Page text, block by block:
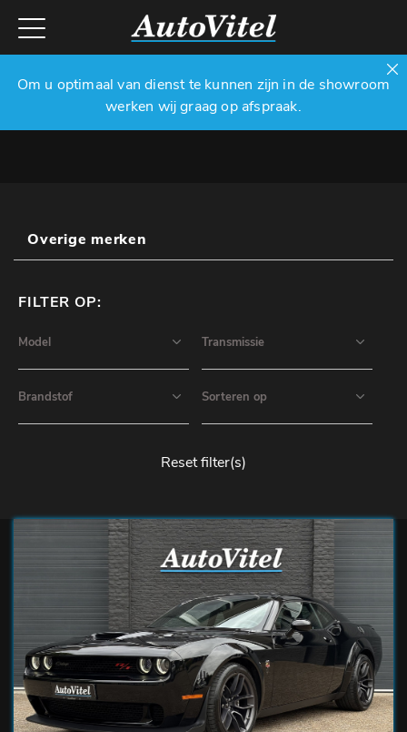
Om u optimaal van dienst te kunnen zijn in de showroom
werken wij graag op afspraak.
Overige merken
FILTER OP:
Reset filter(s)